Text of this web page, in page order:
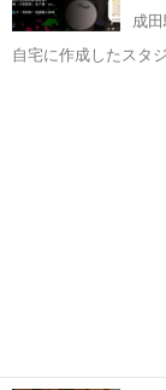
成田
自宅に作成したスタ